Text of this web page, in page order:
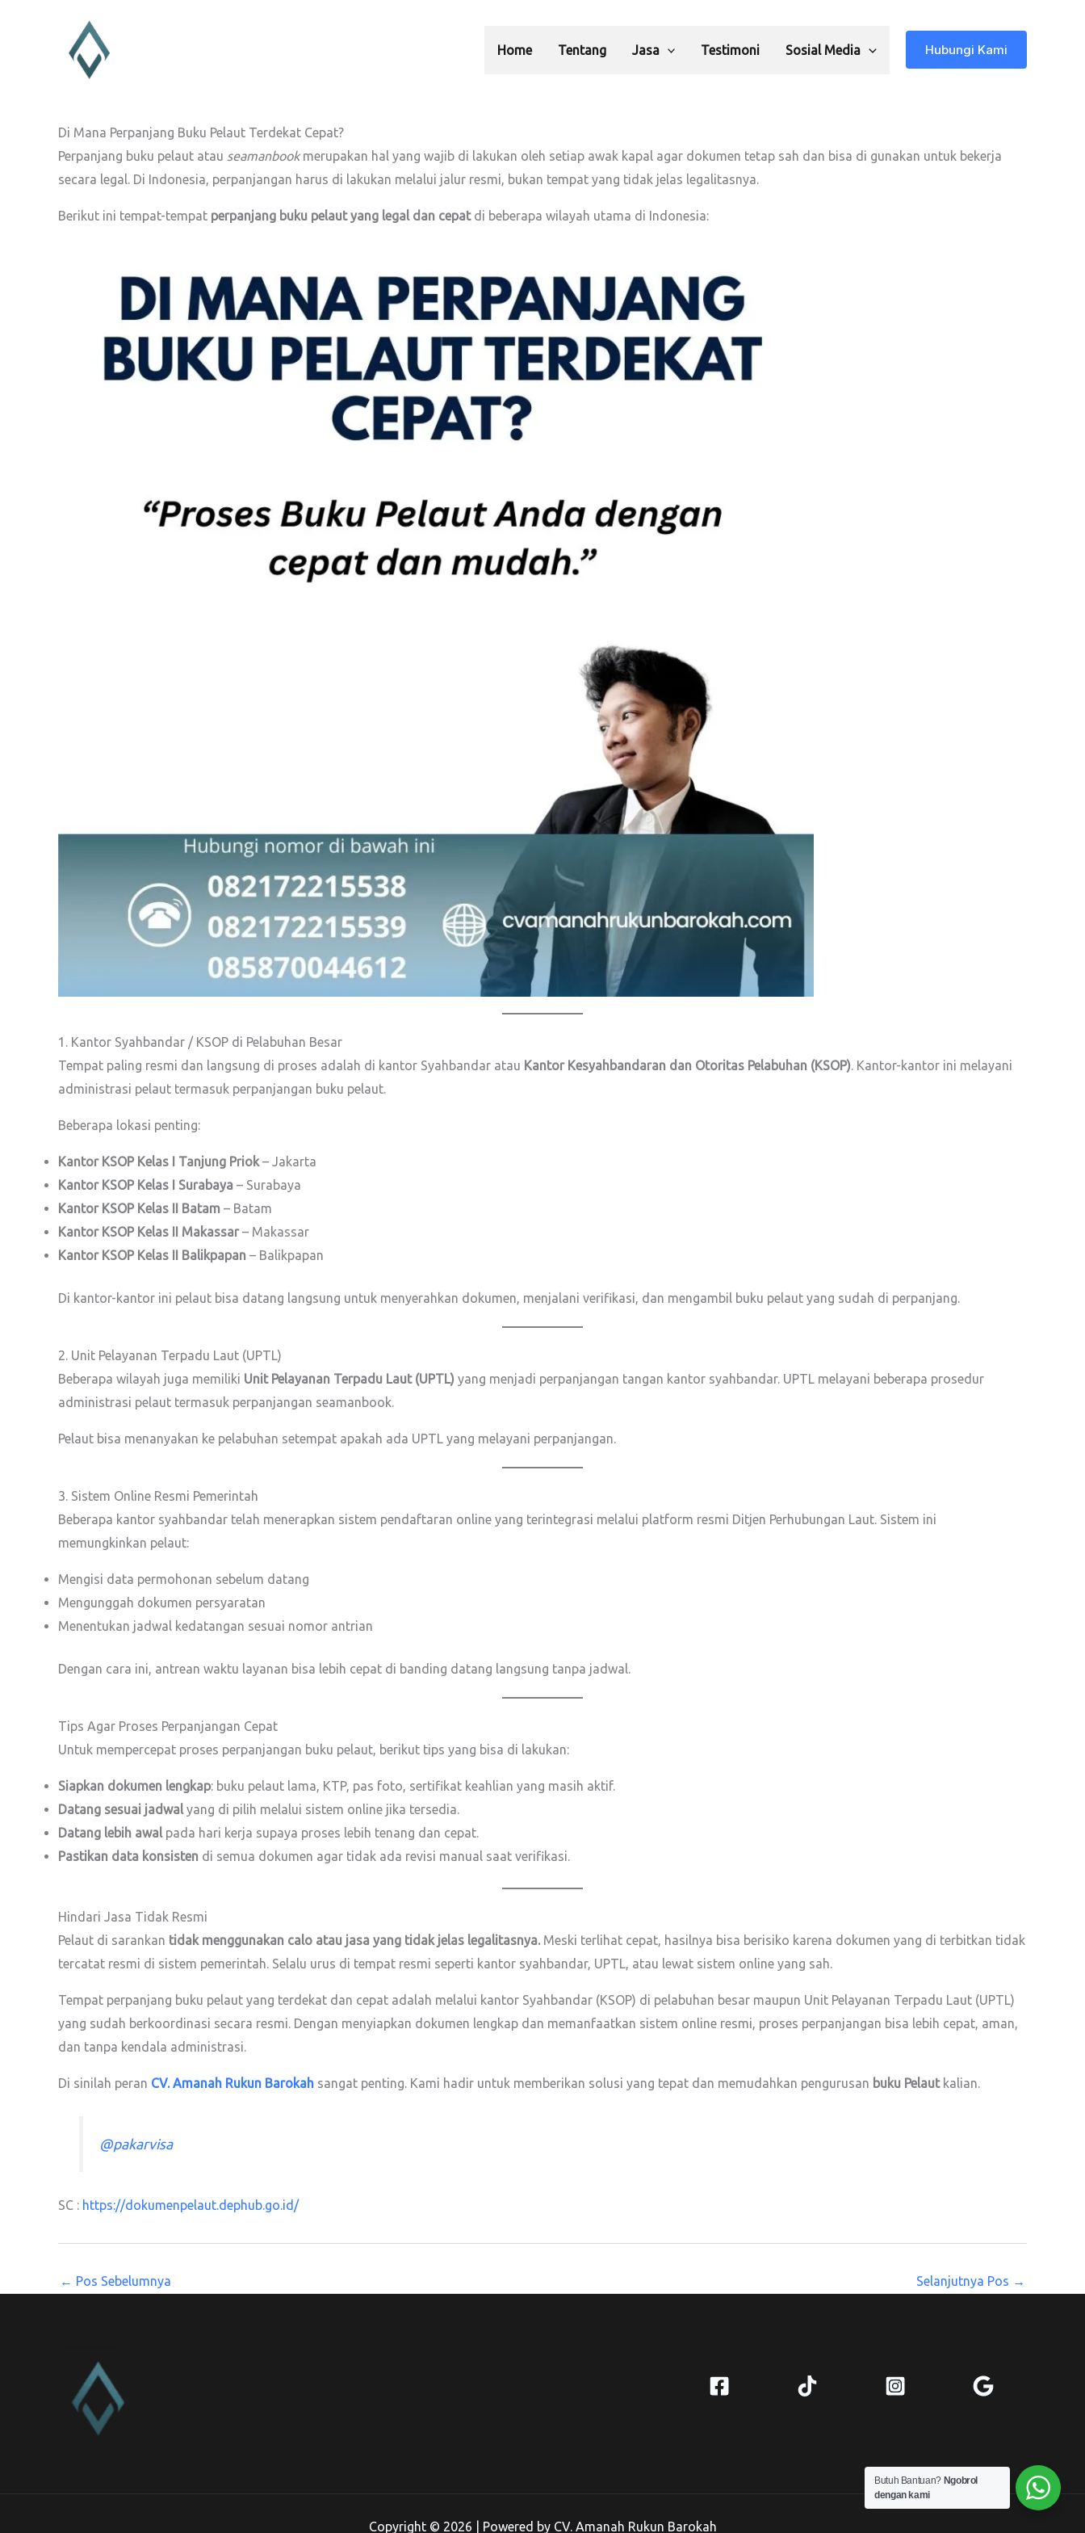
Home Tentang Jasa Testimoni Sosial Media Hubungi Kami
Di Mana Perpanjang Buku Pelaut Terdekat Cepat?
Perpanjang buku pelaut atau seamanbookmerupakan hal yang wajib di lakukan oleh setiap awak kapal agar dokumen tetap sah dan bisa di gunakan untuk bekerja
secara legal. Di Indonesia, perpanjangan harus di lakukan melalui jalur resmi, bukan tempat yang tidak jelas legalitasnya.
Berikut ini tempat-tempat perpanjang buku pelaut yang legal dan cepatdi beberapa wilayah utama di Indonesia:
1. Kantor Syahbandar / KSOP di Pelabuhan Besar
Tempat paling resmi dan langsung di proses adalah di kantor Syahbandar atau Kantor Kesyahbandaran dan Otoritas Pelabuhan (KSOP). Kantor-kantor ini melayani
administrasi pelaut termasuk perpanjangan buku pelaut.
Beberapa lokasi penting:
Kantor KSOP Kelas I Tanjung Priok– Jakarta
Kantor KSOP Kelas I Surabaya – Surabaya
Kantor KSOP Kelas II Batam – Batam
Kantor KSOP Kelas II Makassar– Makassar
Kantor KSOP Kelas II Balikpapan – Balikpapan
Di kantor-kantor ini pelaut bisa datang langsung untuk menyerahkan dokumen, menjalani verifikasi, dan mengambil buku pelaut yang sudah di perpanjang.
2. Unit Pelayanan Terpadu Laut (UPTL)
Beberapa wilayah juga memiliki Unit Pelayanan Terpadu Laut (UPTL) yang menjadi perpanjangan tangan kantor syahbandar. UPTL melayani beberapa prosedur
administrasi pelaut termasuk perpanjangan seamanbook.
Pelaut bisa menanyakan ke pelabuhan setempat apakah ada UPTL yang melayani perpanjangan.
3. Sistem Online Resmi Pemerintah
Beberapa kantor syahbandar telah menerapkan sistem pendaftaran online yang terintegrasi melalui platform resmi Ditjen Perhubungan Laut. Sistem ini
memungkinkan pelaut:
Mengisi data permohonan sebelum datang
Mengunggah dokumen persyaratan
Menentukan jadwal kedatangan sesuai nomor antrian
Dengan cara ini, antrean waktu layanan bisa lebih cepat di banding datang langsung tanpa jadwal.
Tips Agar Proses Perpanjangan Cepat
Untuk mempercepat proses perpanjangan buku pelaut, berikut tips yang bisa di lakukan:
Siapkan dokumen lengkap: buku pelaut lama, KTP, pas foto, sertifikat keahlian yang masih aktif.
Datang sesuai jadwalyang di pilih melalui sistem online jika tersedia.
Datang lebih awalpada hari kerja supaya proses lebih tenang dan cepat.
Pastikan data konsisten di semua dokumen agar tidak ada revisi manual saat verifikasi.
Hindari Jasa Tidak Resmi
Pelaut di sarankan tidak menggunakan calo atau jasa yang tidak jelas legalitasnya. Meski terlihat cepat, hasilnya bisa berisiko karena dokumen yang di terbitkan tidak
tercatat resmi di sistem pemerintah. Selalu urus di tempat resmi seperti kantor syahbandar, UPTL, atau lewat sistem online yang sah.
Tempat perpanjang buku pelaut yang terdekat dan cepat adalah melalui kantor Syahbandar (KSOP) di pelabuhan besar maupun Unit Pelayanan Terpadu Laut (UPTL)
yang sudah berkoordinasi secara resmi. Dengan menyiapkan dokumen lengkap dan memanfaatkan sistem online resmi, proses perpanjangan bisa lebih cepat, aman,
dan tanpa kendala administrasi.
Di sinilah peran CV. Amanah Rukun Barokah sangat penting. Kami hadir untuk memberikan solusi yang tepat dan memudahkan pengurusan buku Pelautkalian.
@pakarvisa
SC : https://dokumenpelaut.dephub.go.id/
← Pos Sebelumnya Selanjutnya Pos →
Copyright © 2026 | Powered by CV. Amanah Rukun Barokah
Butuh Bantuan? Ngobrol
dengan kami